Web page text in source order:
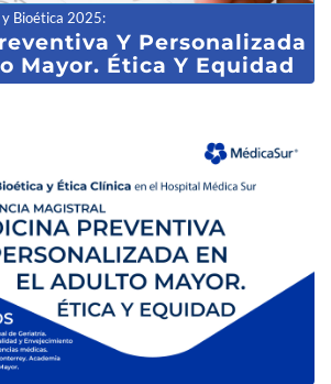
y Bioética 2025:
Y Personalizada
Mayor. Ética Y Equidad